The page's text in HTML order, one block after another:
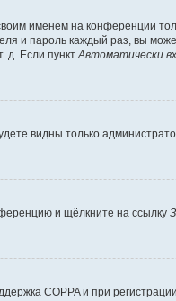
именем на конференции
и пароль каждый раз, вы
д. Если пунктАвтоматически
видны только
и щёлкните на ссылку
COPPA и при